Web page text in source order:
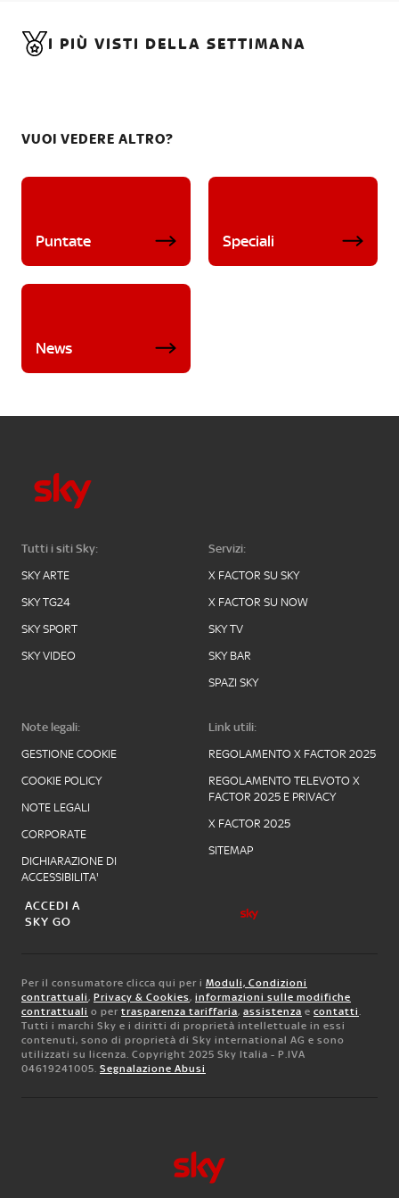
I PIÙ VISTI DELLA SETTIMANA
VUOI VEDERE ALTRO?
Puntate Speciali
News
Tutti i siti Sky:
SKY ARTE
SKY TG24
SKY SPORT
SKY VIDEO
Servizi:
X FACTOR SU SKY
X FACTOR SU NOW
SKY TV
SKY BAR
SPAZI SKY
Note legali:
GESTIONE COOKIE
COOKIE POLICY
NOTE LEGALI
CORPORATE
DICHIARAZIONE DI
ACCESSIBILITA'
Link utili:
REGOLAMENTO X FACTOR 2025
REGOLAMENTO TELEVOTO X
FACTOR 2025 E PRIVACY
X FACTOR 2025
SITEMAP
ACCEDI A
SKY GO
Per il consumatore clicca qui per i Moduli, Condizioni
contrattuali, Privacy & Cookies, informazioni sulle modifiche
contrattuali o per trasparenza tariffaria, assistenza e contatti.
Tutti i marchi Sky e i diritti di proprietà intellettuale in essi
contenuti, sono di proprietà di Sky international AG e sono
utilizzati su licenza. Copyright 2025 Sky Italia - P.IVA
04619241005. Segnalazione Abusi